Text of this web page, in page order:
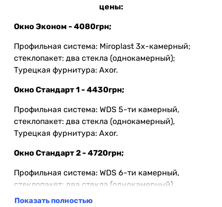
цены:
Окно Эконом - 4080грн;
Профильная система: Miroplast 3х-камерный;
стеклопакет: два стекла (однокамерный);
Турецкая фурнитура: Axor.
Окно Стандарт 1 - 4430грн;
Профильная система: WDS 5-ти камерный,
стеклопакет: два стекла (однокамерный),
Турецкая фурнитура: Axor.
Окно Стандарт 2 - 4720грн;
Профильная система: WDS 6-ти камерный,
стеклопакет: два стекла (однокамерный),
Турецкая фурнитура: Axor.
Показать полностью